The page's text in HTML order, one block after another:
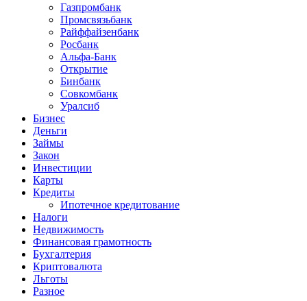
Газпромбанк
Промсвязьбанк
Райффайзенбанк
Росбанк
Альфа-Банк
Открытие
Бинбанк
Совкомбанк
Уралсиб
Бизнес
Деньги
Займы
Закон
Инвестиции
Карты
Кредиты
Ипотечное кредитование
Налоги
Недвижимость
Финансовая грамотность
Бухгалтерия
Криптовалюта
Льготы
Разное